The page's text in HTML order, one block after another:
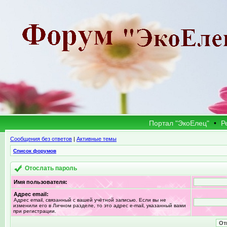
Портал "ЭкоЕлец" •
Сообщения без ответов | Активные темы
Список форумов
Отослать пароль
Имя пользователя:
Адрес email:
Адрес email, связанный с вашей учётной записью. Если вы не
изменили его в Личном разделе, то это адрес e-mail, указанный вами
при регистрации.